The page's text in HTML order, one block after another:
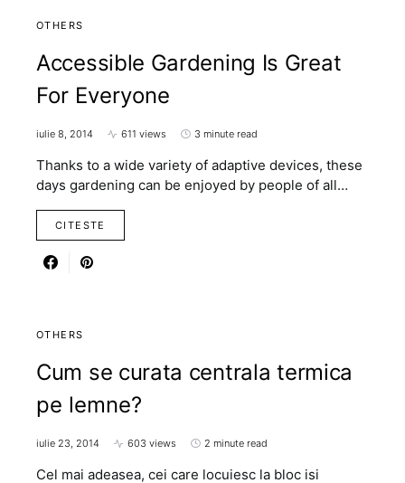
OTHERS
Accessible Gardening Is Great
For Everyone
iulie 8, 2014 611 views 3 minute read
Thanks to a wide variety of adaptive devices, these
days gardening can be enjoyed by people of all…
CITESTE
OTHERS
Cum se curata centrala termica
pe lemne?
iulie 23, 2014 603 views 2 minute read
Cel mai adeasea, cei care locuiesc la bloc isi